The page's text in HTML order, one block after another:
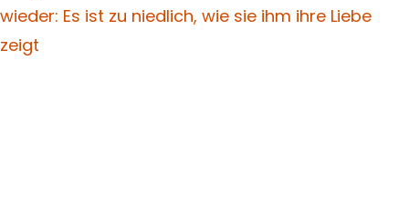
wieder: Es ist zu niedlich, wie sie ihm ihre Liebe
zeigt